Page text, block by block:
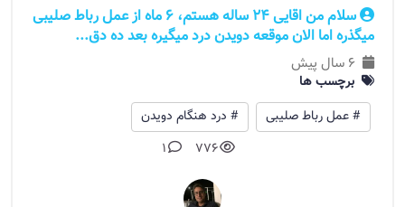
سلام من اقایی 24 ساله هستم، ۶ ماه از عمل رباط صلیبی
میگذره اما الان موقعه دویدن درد میگیره بعد ده دق...
6 سال پیش
برچسب ها
# عمل رباط صلیبی
# درد هنگام دویدن
776
1